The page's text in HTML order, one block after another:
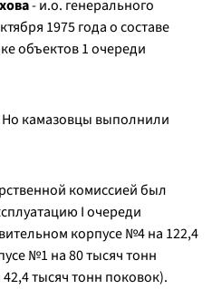
- и.о. генерального
1975 года о составе
объектов 1 очереди
камазовцы выполнили
комиссией был
I очереди
корпусе №4 на 122,4
№1 на 80 тысяч тонн
тысяч тонн поковок).